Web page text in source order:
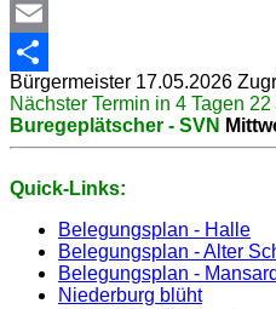
WhatsApp
Email
Share
Bürgermeister 17.05.2026
Nächster Termin in 4 Tagen
Buregeplätscher - SVN
Quick-Links:
Belegungsplan - Halle
Belegungsplan - Alter
Belegungsplan -
Niederburg blüht